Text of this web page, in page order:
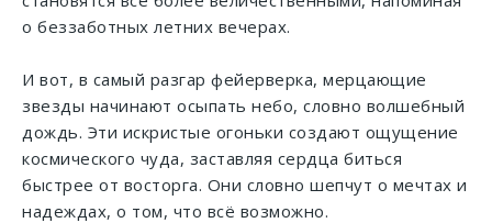
о беззаботных летних вечерах.
И вот, в самый разгар фейерверка, мерцающие
звезды начинают осыпать небо, словно волшебный
дождь. Эти искристые огоньки создают ощущение
космического чуда, заставляя сердца биться
быстрее от восторга. Они словно шепчут о мечтах и
надеждах, о том, что всё возможно.